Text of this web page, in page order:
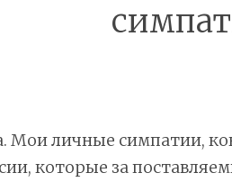
Мои личные симпатии,
которые за